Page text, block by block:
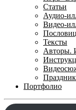
Статьи
Аудио-
Видео-
Тексты
Авторы.
Портфолио